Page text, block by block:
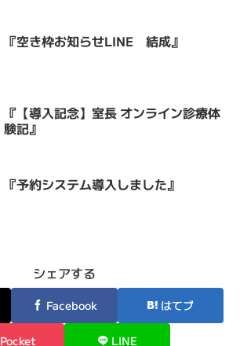
『空き枠お知らせLINE 結成』
『【導入記念】室長 オンライン診療体
験記』
『予約システム導入しました』
シェアする
Facebook はてブ
Pocket LINE